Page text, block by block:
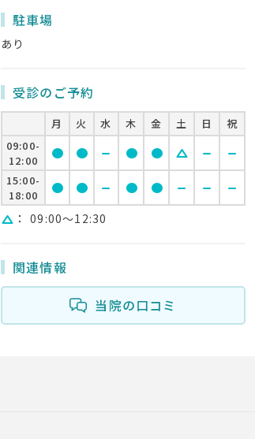
駐車場
あり
受診のご予約
月 火 水 木 金 土 日
祝
09:00-
12:00
circle circle remove circle circle change_history remove remove
15:00-
18:00
circle circle remove circle circle remove remove
remove
change_history ： 09:00〜12:30
関連情報
当院の口コミ